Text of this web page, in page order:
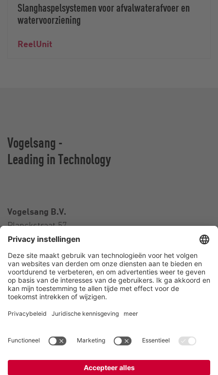
Slanghaspelsystemen voor afvalwaterafvoer en
watervoorziening
ReelUnit
Vogelsang -
Leading in Technology
Vogelsang B.V.
Planckstraat 57
3316 GS Dordrecht
Nederland
Contact
Telefoon:+31 78 652 01 01